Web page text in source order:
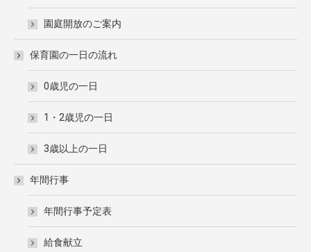
園庭開放のご案内
保育園の一日の流れ
0歳児の一日
1・2歳児の一日
3歳以上の一日
年間行事
年間行事予定表
給食献立